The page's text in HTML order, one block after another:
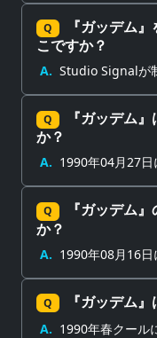
Q
『ガッデム
こですか？
A. Studio Signalが
Q
『ガッデム
か？
A. 1990年04月27日
Q
『ガッデム
か？
A. 1990年08月16日
Q 『ガッデム
A. 1990年春クール